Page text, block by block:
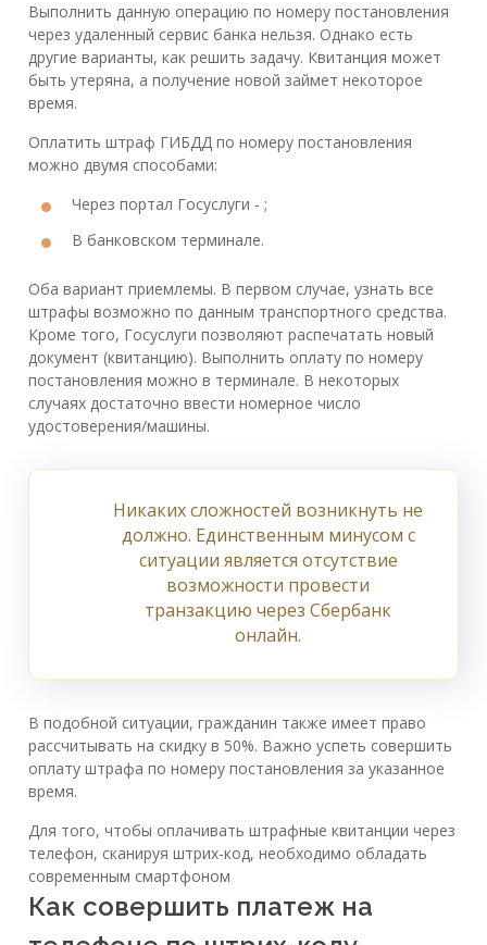
Выполнить данную операцию по номеру постановления
через удаленный сервис банка нельзя. Однако есть
другие варианты, как решить задачу. Квитанция может
быть утеряна, а получение новой займет некоторое
время.
Оплатить штраф ГИБДД по номеру постановления
можно двумя способами:
Через портал Госуслуги - ;
В банковском терминале.
Оба вариант приемлемы. В первом случае, узнать все
штрафы возможно по данным транспортного средства.
Кроме того, Госуслуги позволяют распечатать новый
документ (квитанцию). Выполнить оплату по номеру
постановления можно в терминале. В некоторых
случаях достаточно ввести номерное число
удостоверения/машины.
Никаких сложностей возникнуть не
должно. Единственным минусом с
ситуации является отсутствие
возможности провести
транзакцию через Сбербанк
онлайн.
В подобной ситуации, гражданин также имеет право
рассчитывать на скидку в 50%. Важно успеть совершить
оплату штрафа по номеру постановления за указанное
время.
Для того, чтобы оплачивать штрафные квитанции через
телефон, сканируя штрих-код, необходимо обладать
современным смартфоном
Как совершить платеж на